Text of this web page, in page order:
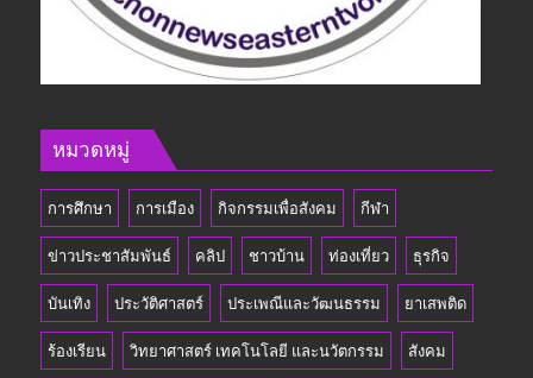
หมวดหมู่
การศึกษา การเมือง กิจกรรมเพื่อสังคม กีฬา
ข่าวประชาสัมพันธ์ คลิป ชาวบ้าน ท่องเที่ยว ธุรกิจ
บันเทิง ประวัติศาสตร์ ประเพณีและวัฒนธรรม ยาเสพติด
ร้องเรียน วิทยาศาสตร์ เทคโนโลยี และนวัตกรรม สังคม